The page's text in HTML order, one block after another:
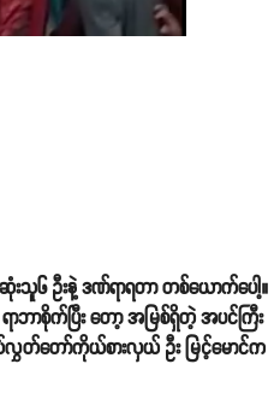
းသူ၆ ဦးနဲ့ ဒဏ်ရာရတာ တစ်ယောက်ပေါ့။
ဘာစိုက်ပြီး တော့ အမြစ်ရှိတဲ့ အပင်ကြီး
တ်တော်ကိုယ်စားလှယ် ဦး မြင့်မောင်က